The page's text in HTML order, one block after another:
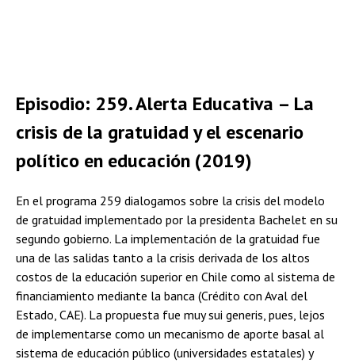
Episodio: 259. Alerta Educativa – La
crisis de la gratuidad y el escenario
político en educación (2019)
En el programa 259 dialogamos sobre la crisis del modelo
de gratuidad implementado por la presidenta Bachelet en su
segundo gobierno. La implementación de la gratuidad fue
una de las salidas tanto a la crisis derivada de los altos
costos de la educación superior en Chile como al sistema de
financiamiento mediante la banca (Crédito con Aval del
Estado, CAE). La propuesta fue muy sui generis, pues, lejos
de implementarse como un mecanismo de aporte basal al
sistema de educación público (universidades estatales) y